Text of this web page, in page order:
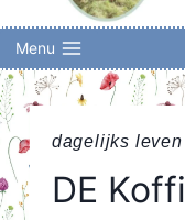
Menu
dagelijks leven
DE